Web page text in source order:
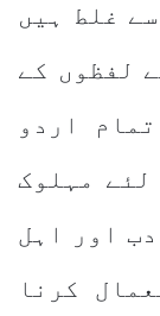
غلط ہیں
لفظوں کے
اردو
لئے مہلوک
اور اہل
کرنا